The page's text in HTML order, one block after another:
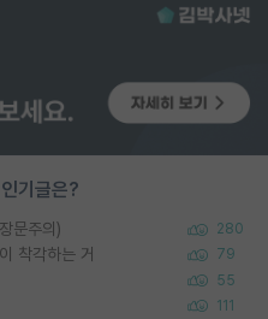
기글은?
문주의) 280
착각하는 거 79
55
111